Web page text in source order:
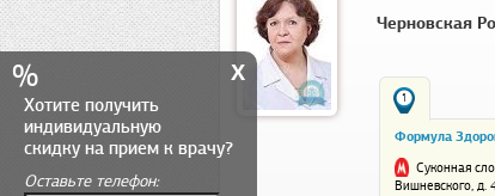
Черновская
1
Формула
Суконная
Вишневского, д.
% x
Хотите получить
индивидуальную
скидку на прием к врачу?
Оставьте телефон: